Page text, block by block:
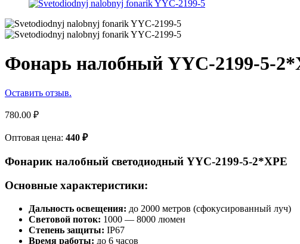
Фонарь налобный YYC-2199-5-
Оставить отзыв.
780.00 ₽
Оптовая цена: 440 ₽
Фонарик налобный светодиодный YYC-2199-5-2*XPE
Основные характеристики:
Дальность освещения: до 2000 метров (сфокусированный луч)
Световой поток: 1000 — 8000 люмен
Степень защиты: IP67
Время работы: до 6 часов